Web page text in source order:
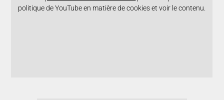
politique de YouTube en matière de cookies et voir le contenu.